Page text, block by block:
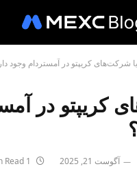
شرکت‌های کریپتو در آمستردام وجود
کریپتو در
آگوست 21, 2025